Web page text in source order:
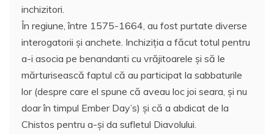
inchizitori.
În regiune, între 1575-1664, au fost purtate diverse
interogatorii şi anchete. Inchiziţia a făcut totul pentru
a-i asocia pe benandanti cu vrăjitoarele şi să le
mărturisească faptul că au participat la sabbaturile
lor (despre care el spune că aveau loc joi seara, şi nu
doar în timpul Ember Day’s) şi că a abdicat de la
Chistos pentru a-şi da sufletul Diavolului.